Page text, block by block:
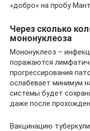
«добро» на пробу
Через сколько
мононуклеоза
Мононуклеоз –
поражаются
прогрессирования
ослабевает минимум
системы будет
даже после
Вакцинацию